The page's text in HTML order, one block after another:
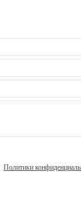
Политики